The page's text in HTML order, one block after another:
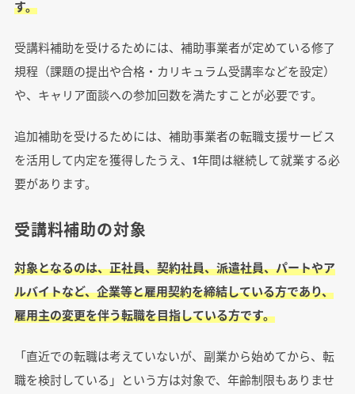
す。
受講料補助を受けるためには、補助事業者が定めている修了
規程（課題の提出や合格・カリキュラム受講率などを設定）
や、キャリア面談への参加回数を満たすことが必要です。
追加補助を受けるためには、補助事業者の転職支援サービス
を活用して内定を獲得したうえ、1年間は継続して就業する必
要があります。
受講料補助の対象
対象となるのは、正社員、契約社員、派遣社員、パートやア
ルバイトなど、企業等と雇用契約を締結している方であり、
雇用主の変更を伴う転職を目指している方です。
「直近での転職は考えていないが、副業から始めてから、転
職を検討している」という方は対象で、年齢制限もありませ